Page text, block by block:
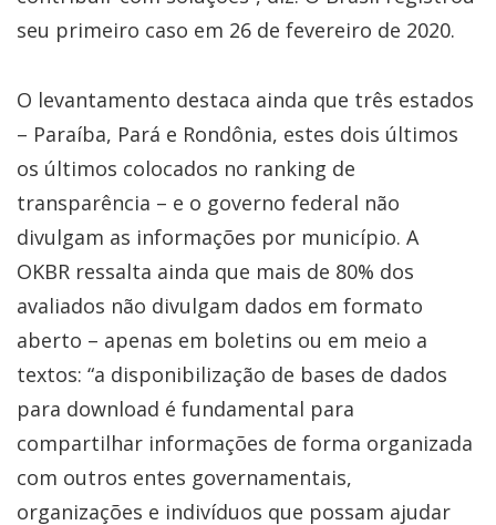
seu primeiro caso em 26 de fevereiro de 2020.
O levantamento destaca ainda que três estados
– Paraíba, Pará e Rondônia, estes dois últimos
os últimos colocados no ranking de
transparência – e o governo federal não
divulgam as informações por município. A
OKBR ressalta ainda que mais de 80% dos
avaliados não divulgam dados em formato
aberto – apenas em boletins ou em meio a
textos: “a disponibilização de bases de dados
para download é fundamental para
compartilhar informações de forma organizada
com outros entes governamentais,
organizações e indivíduos que possam ajudar